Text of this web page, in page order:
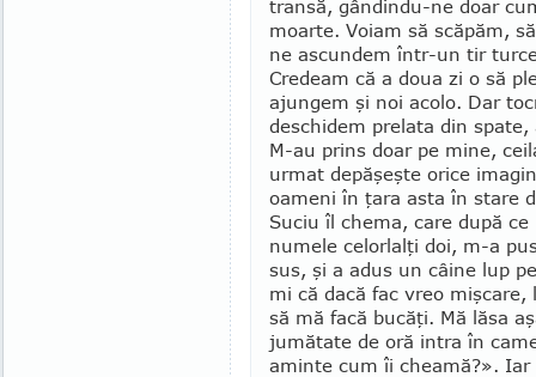
transă, gân­dindu-ne doar
moarte. Voiam să scăpăm,
ne ascundem într-un tir
Credeam că a doua zi o să
ajun­gem şi noi acolo. Dar
deschidem prelata din
M-au prins doar pe mine,
urmat depăşeşte orice
oameni în ţara asta în stare
Suciu îl chema, care după
numele celorlalţi doi, m-a
sus, şi a adus un câine lup
mi că dacă fac vreo
să mă facă bucăţi. Mă lăsa
jumătate de oră intra în
aminte cum îi cheamă?».